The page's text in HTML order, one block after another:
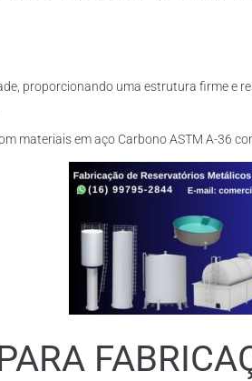
proporcionando uma estrutura firme e
materiais em aço Carbono ASTM A-36